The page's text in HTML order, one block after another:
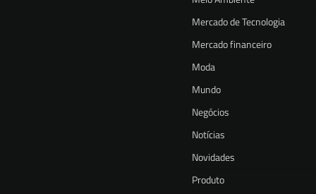
Mercado de Tecnologia
Mercado financeiro
Moda
Mundo
Negócios
Notícias
Novidades
Produto